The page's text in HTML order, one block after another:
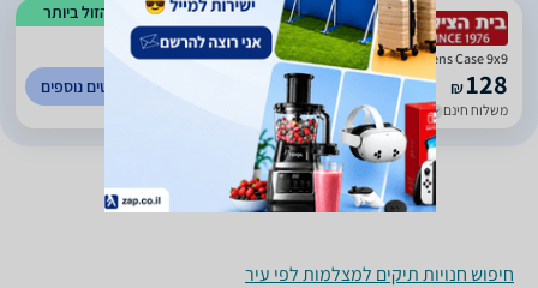
הזול ביותר
0
(
120
)
Lowepro Lens Case 9x9
₪128
משלוח חינם עד 7 ימי עסקים
לפרטים נוספים
חיפוש חנויות תיקים למצלמות לפי עיר